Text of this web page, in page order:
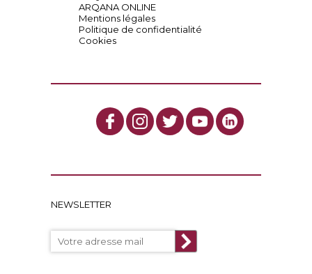
ARQANA ONLINE
Mentions légales
Politique de confidentialité
Cookies
NEWSLETTER